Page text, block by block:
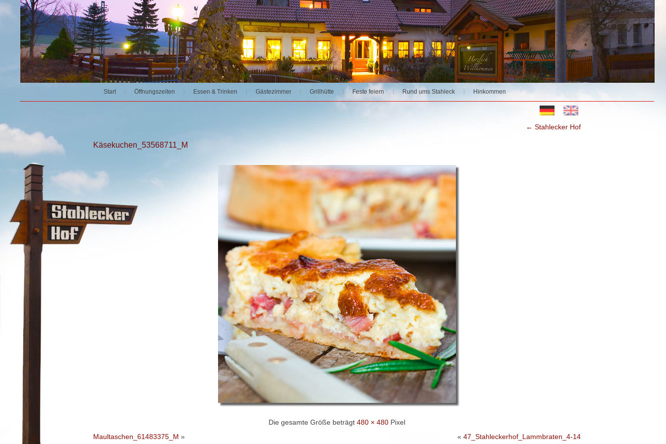
Start Öffnungszeiten Essen & Trinken Gästezimmer Grillhütte Feste feiern Rund ums Stahleck Hinkommen
← Stahlecker Hof
Käsekuchen_53568711_M
Die gesamte Größe beträgt480 × 480 Pixel
Maultaschen_61483375_M » «47_Stahleckerhof_Lammbraten_4-14